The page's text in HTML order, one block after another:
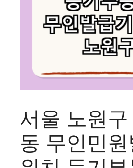
서울 노원구
동 무인민원